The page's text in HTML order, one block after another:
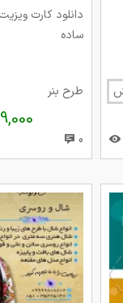
ساده
طرح بنر
9,000 تومان
0